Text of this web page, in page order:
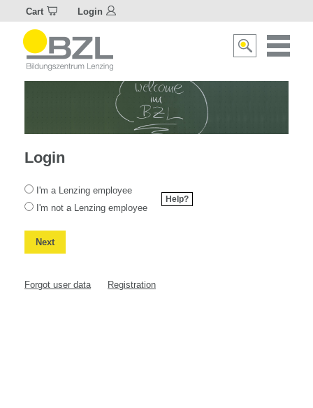
Cart Login
Suche
Login
Select
Account
I'm a Lenzing employee
I'm not a Lenzing employee
Help?
Next
Forgot user data Registration